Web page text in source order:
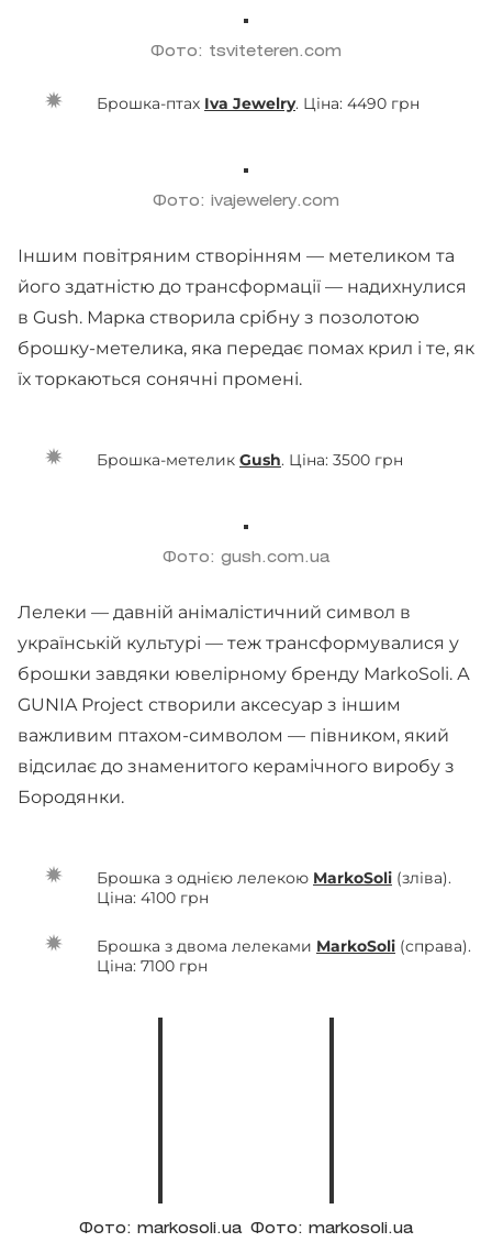
Фото: tsviteteren.com
Брошка-птах Iva Jewelry. Ціна: 4490 грн
Фото: ivajewelery.com
Іншим повітряним створінням — метеликом та
його здатністю до трансформації — надихнулися
в Gush. Марка створила срібну з позолотою
брошку-метелика, яка передає помах крил і те, як
їх торкаються сонячні промені.
Брошка-метелик Gush. Ціна: 3500 грн
Фото: gush.com.ua
Лелеки — давній анімалістичний символ в
українській культурі — теж трансформувалися у
брошки завдяки ювелірному бренду MarkoSoli. А
GUNIA Project створили аксесуар з іншим
важливим птахом-символом — півником, який
відсилає до знаменитого керамічного виробу з
Бородянки.
Брошка з однією лелекою MarkoSoli (зліва).
Ціна: 4100 грн
Брошка з двома лелеками MarkoSoli (справа).
Ціна: 7100 грн
Фото: markosoli.ua Фото: markosoli.ua